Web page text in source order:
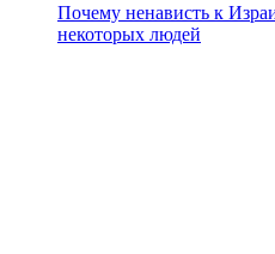
Почему ненависть к
некоторых людей